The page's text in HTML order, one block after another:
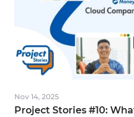
Feb 27, 2026
SynCEO #7: Trust,
Mindset: A Look
Team
Nov 14, 2025
Project Stories #10: